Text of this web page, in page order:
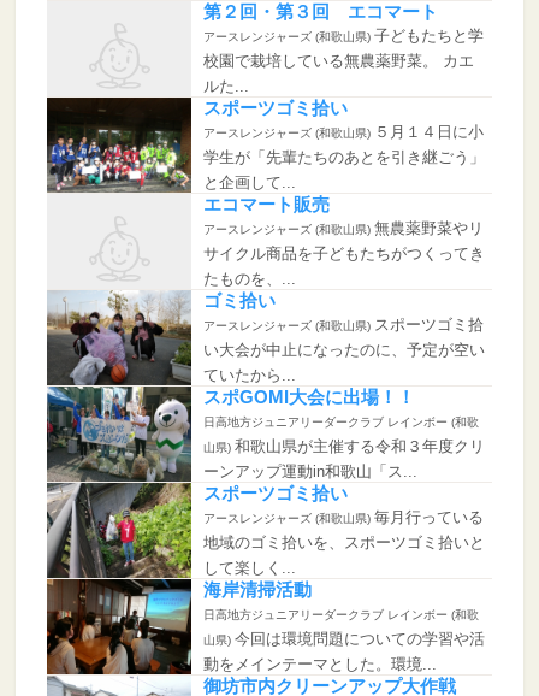
第２回・第３回 エコマート
アースレンジャーズ (和歌山県) 子どもたちと学
校園で栽培している無農薬野菜。 カエ
ルた...
スポーツゴミ拾い
アースレンジャーズ (和歌山県) ５月１４日に小
学生が「先輩たちのあとを引き継ごう」
と企画して...
エコマート販売
アースレンジャーズ (和歌山県) 無農薬野菜やリ
サイクル商品を子どもたちがつくってき
たものを、...
ゴミ拾い
アースレンジャーズ (和歌山県) スポーツゴミ拾
い大会が中止になったのに、予定が空い
ていたから...
スポGOMI大会に出場！！
日高地方ジュニアリーダークラブ レインボー (和歌
山県) 和歌山県が主催する令和３年度クリ
ーンアップ運動in和歌山「ス...
スポーツゴミ拾い
アースレンジャーズ (和歌山県) 毎月行っている
地域のゴミ拾いを、スポーツゴミ拾いと
して楽しく...
海岸清掃活動
日高地方ジュニアリーダークラブ レインボー (和歌
山県) 今回は環境問題についての学習や活
動をメインテーマとした。環境...
御坊市内クリーンアップ大作戦